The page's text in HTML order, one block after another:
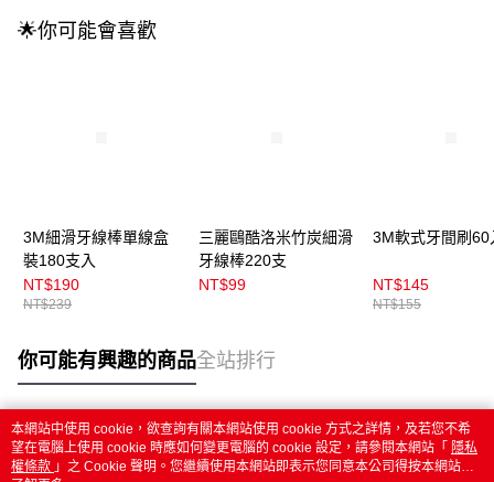
🌟你可能會喜歡
3M細滑牙線棒單線盒
裝180支入
NT$190
NT$239
三麗鷗酷洛米竹炭細滑
牙線棒220支
NT$99
3M軟式牙間刷60
NT$145
NT$155
你可能有興趣的商品全站排行
熱門標籤
本網站中使用 cookie，欲查詢有關本網站使用 cookie 方式之詳情，及若您不希
望在電腦上使用 cookie 時應如何變更電腦的 cookie 設定，請參閱本網站「 隱私
權條款 」之 Cookie 聲明。您繼續使用本網站即表示您同意本公司得按本網站使